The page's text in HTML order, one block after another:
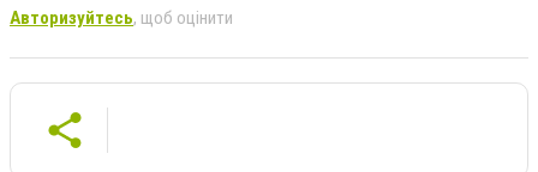
Авторизуйтесь, щоб оцінити